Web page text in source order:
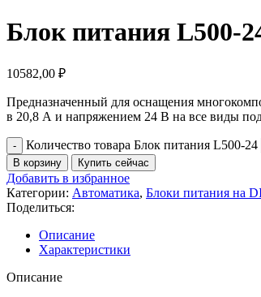
Блок питания L500-
10582,00 ₽
Предназначенный для оснащения
в 20,8 А и напряжением 24 В на все виды
Количество товара Блок питания L500-24
В корзину Купить сейчас
Добавить в избранное
Категории: Автоматика, Блоки питания на
Поделиться:
Описание
Характеристики
Описание